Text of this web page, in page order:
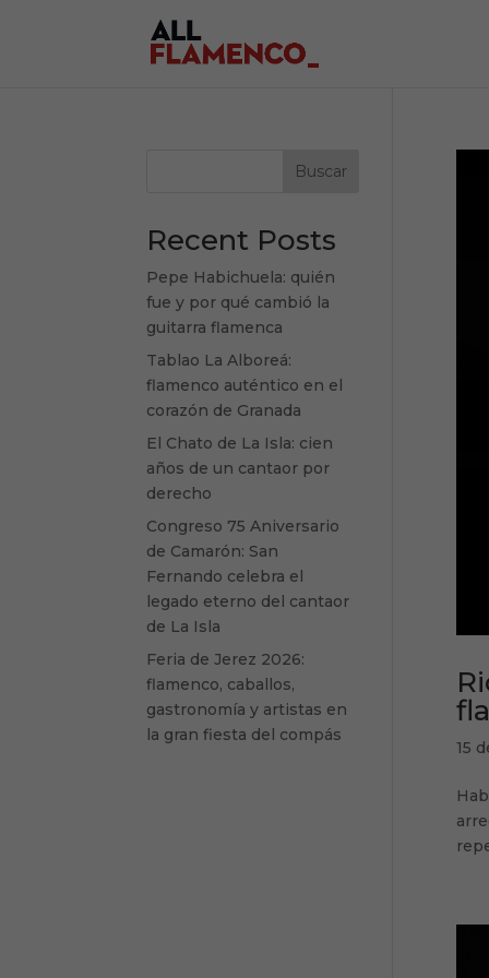
15
Buscar
Recent Posts
Pepe Habichuela: quién
fue y por qué cambió la
guitarra flamenca
Tablao La Alboreá:
flamenco auténtico en el
corazón de Granada
El Chato de La Isla: cien
años de un cantaor por
derecho
Congreso 75 Aniversario
de Camarón: San
Fernando celebra el
legado eterno del cantaor
de La Isla
Feria de Jerez 2026:
flamenco, caballos,
gastronomía y artistas en
la gran fiesta del compás